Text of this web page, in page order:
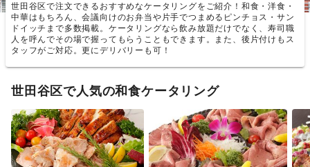
世田谷区で注文できるおすすめなケータリングをご紹介！和食・洋食・
中華はもちろん、会議向けのお弁当や片手でつまめるピンチョス・サン
ドイッチまで多数掲載。ケータリングなら飲み放題だけでなく、寿司職
人を呼んでその場で握ってもらうこともできます。また、後片付けもス
タッフがご対応。更にデリバリーも可！
世田谷区で人気の和食ケータリング